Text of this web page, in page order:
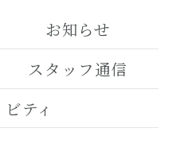
お知らせ
スタッフ通信
ティ